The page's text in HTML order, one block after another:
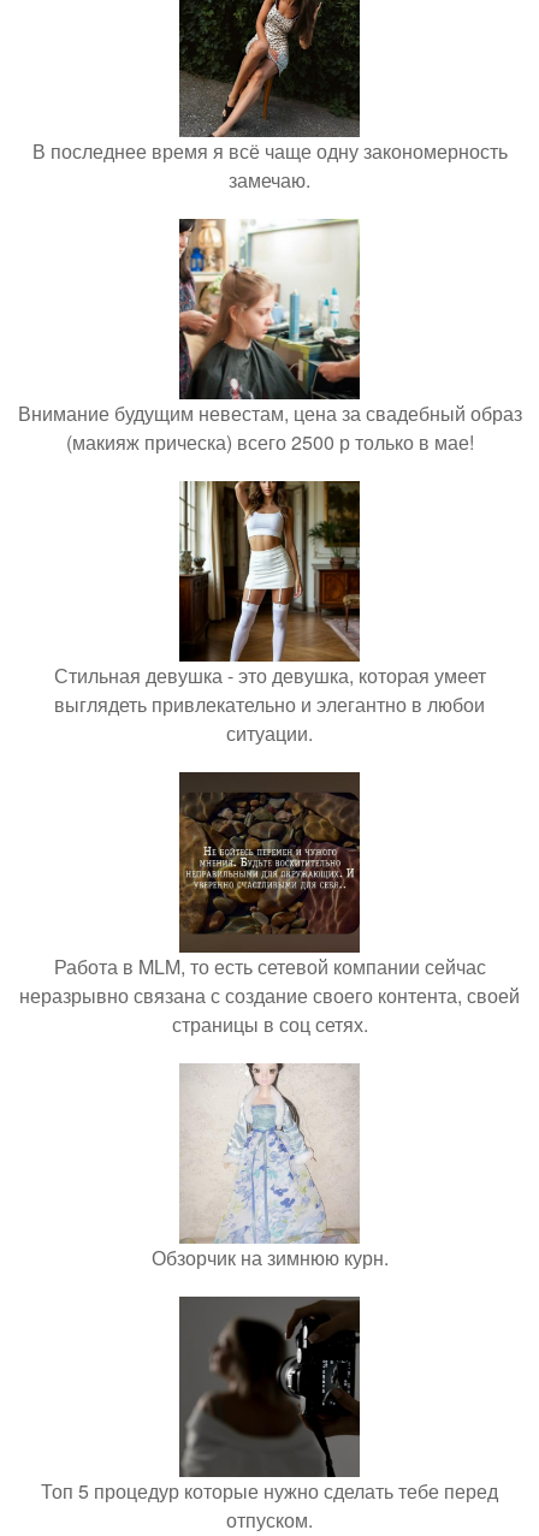
В последнее время я всё чаще одну закономерность
замечаю.
Внимание будущим невестам, цена за свадебный образ
(макияж прическа) всего 2500 р только в мае!
Стильная девушка - это девушка, которая умеет
выглядеть привлекательно и элегантно в любои
ситуации.
Работа в MLM, то есть сетевой компании сейчас
неразрывно связана с создание своего контента, своей
страницы в соц сетях.
Обзорчик на зимнюю курн.
Топ 5 процедур которые нужно сделать тебе перед
отпуском.